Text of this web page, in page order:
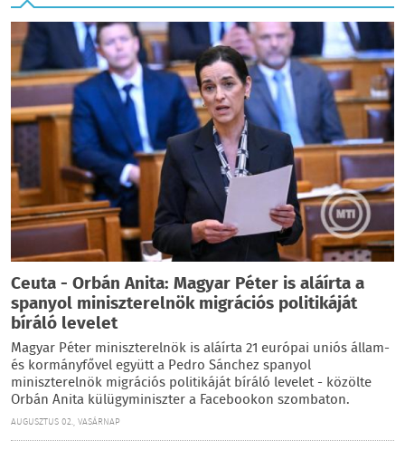
Ceuta - Orbán Anita: Magyar Péter is aláírta a
spanyol miniszterelnök migrációs politikáját
bíráló levelet
Magyar Péter miniszterelnök is aláírta 21 európai uniós állam-
és kormányfővel együtt a Pedro Sánchez spanyol
miniszterelnök migrációs politikáját bíráló levelet - közölte
Orbán Anita külügyminiszter a Facebookon szombaton.
AUGUSZTUS 02., VASÁRNAP